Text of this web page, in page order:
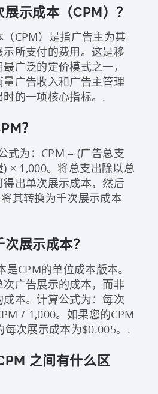
示成本（CPM）？
CPM）是指广告主为其
所支付的费用。这是移
广泛的定价模式之一，
广告收入和广告主管理
的一项核心指标。.
？
式为：CPM = (广告总支
× 1,000。将总支出除以总
得出单次展示成本，然后
其转换为千次展示成本
展示成本？
是CPM的单位成本版本。
次广告展示的成本，而非
本。计算公式为：每次
/ 1,000。如果您的CPM
每次展示成本为$0.005。.
之间有什么区